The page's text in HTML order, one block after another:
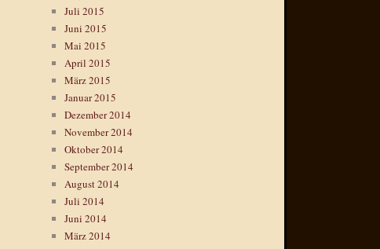
Juli 2015
Juni 2015
Mai 2015
April 2015
März 2015
Januar 2015
Dezember 2014
November 2014
Oktober 2014
September 2014
August 2014
Juli 2014
Juni 2014
März 2014